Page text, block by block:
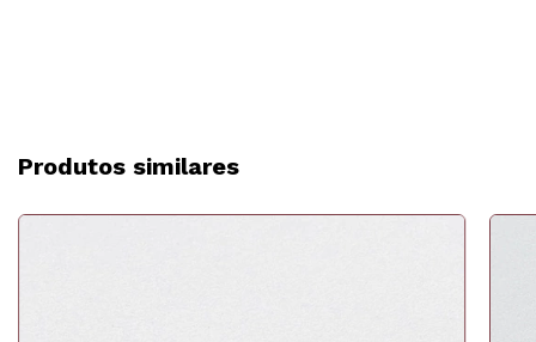
Produtos similares